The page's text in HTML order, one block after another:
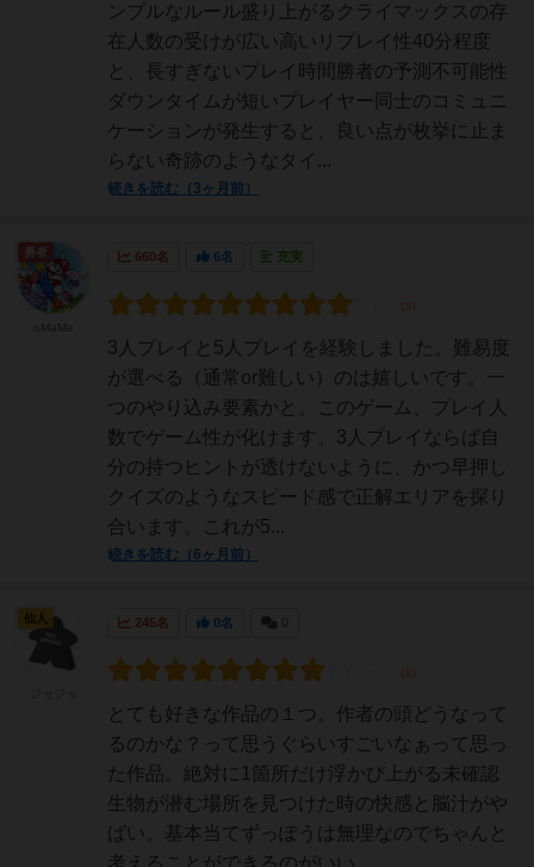
ンプルなルール盛り上がるクライマックスの存
在人数の受けが広い高いリプレイ性40分程度
と、長すぎないプレイ時間勝者の予測不可能性
ダウンタイムが短いプレイヤー同士のコミュニ
ケーションが発生すると、良い点が枚挙に止ま
らない奇跡のようなタイ...
続きを読む（3ヶ月前）
660名 6名 充実
3人プレイと5人プレイを経験しました。難易度
が選べる（通常or難しい）のは嬉しいです。一
つのやり込み要素かと。このゲーム、プレイ人
数でゲーム性が化けます。3人プレイならば自
分の持つヒントが透けないように、かつ早押し
クイズのようなスピード感で正解エリアを探り
合います。これが5...
続きを読む（6ヶ月前）
勇者
245名 0名
とても好きな作品の１つ。作者の頭どうなって
るのかな？って思うぐらいすごいなぁって思っ
た作品。絶対に1箇所だけ浮かび上がる未確認
生物が潜む場所を見つけた時の快感と脳汁がや
ばい。基本当てずっぽうは無理なのでちゃんと
考えることができるのがいい。
仙人